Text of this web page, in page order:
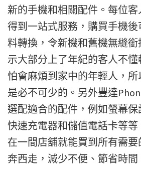
新的手機和相關配件。每位
得到一站式服務，購買手機
料轉換，令新機和舊機無縫
示大部分上了年紀的客人不
怕會麻煩到家中的年輕人，
是必不可少的。另外豐達
選配適合的配件，例如螢幕保
快速充電器和儲值電話卡等
在一間店舖就能買到所有需
奔西走，減少不便、節省時間